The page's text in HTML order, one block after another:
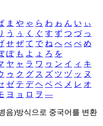
ま や ゃ ら わ ゎ ん い ぃ
う ぅ く ぐ す ず つ づ っ
せ ぜ て で ね へ べ ぺ め
ぽ も よ ょ ろ を
ヤ ャ ラ ワ ヮ ン イ ィ キ
ゥ ク グ ス ズ ツ ヅ ッ ヌ
ゼ テ デ ヘ ベ ペ メ レ オ
ヨ ョ ロ ヲ ―
음)방식으로 중국어를 변환